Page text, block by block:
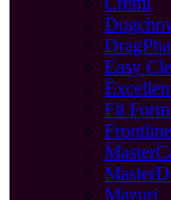
Easy
Fit
Frontline
Mazuri